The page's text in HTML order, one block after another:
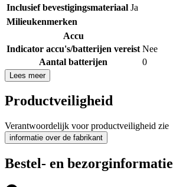
Inclusief bevestigingsmateriaal Ja
Milieukenmerken
Accu
Indicator accu's/batterijen vereist Nee
Aantal batterijen
0
Lees meer
Productveiligheid
Verantwoordelijk voor productveiligheid zie
informatie over de fabrikant
Bestel- en bezorginformatie